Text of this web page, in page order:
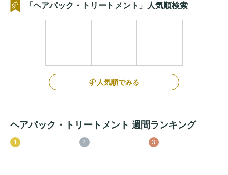
「ヘアパック・トリートメント」人気順検索
人気順でみる
ヘアパック・トリートメント 週間ランキング
1 2 3